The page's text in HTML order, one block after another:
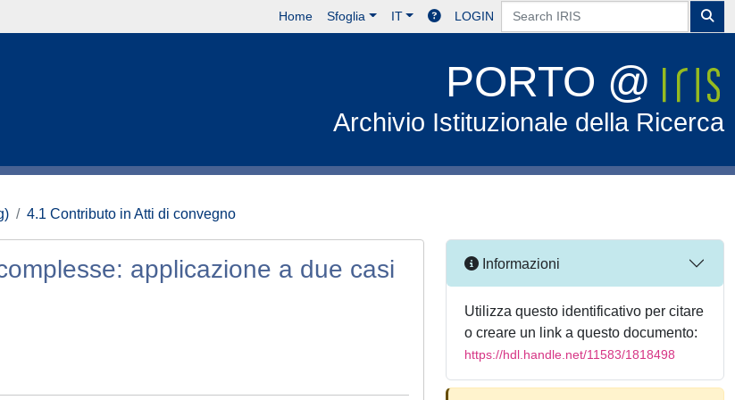
Home Sfoglia IT LOGIN
PORTO @
Archivio Istituzionale della Ricerca
4.1 Contributo in Atti di convegno
applicazione a due casi
Informazioni
Utilizza questo identificativo per citare
o creare un link a questo documento:
https://hdl.handle.net/11583/1818498